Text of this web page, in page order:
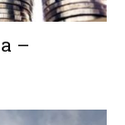
–